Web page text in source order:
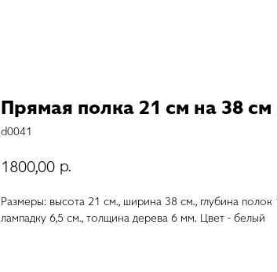
Прямая полка 21 см на 38
d0041
1800,00 р.
Размеры: высота 21 см., ширина 38 см., глубина полок
лампадку 6,5 см., толщина дерева 6 мм. Цвет - белый